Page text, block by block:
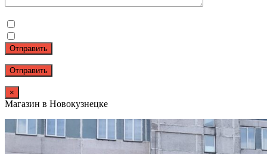
Отправить
×
Магазин в Новокузнецке